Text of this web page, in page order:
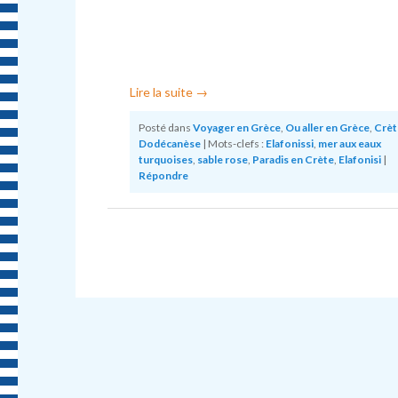
Lire la suite →
Posté dans Voyager en Grèce, Ou aller en Grèce,
Dodécanèse | Mots-clefs : Elafonissi, mer aux eaux
turquoises, sable rose, Paradis en Crète, Elafonisi |
Répondre